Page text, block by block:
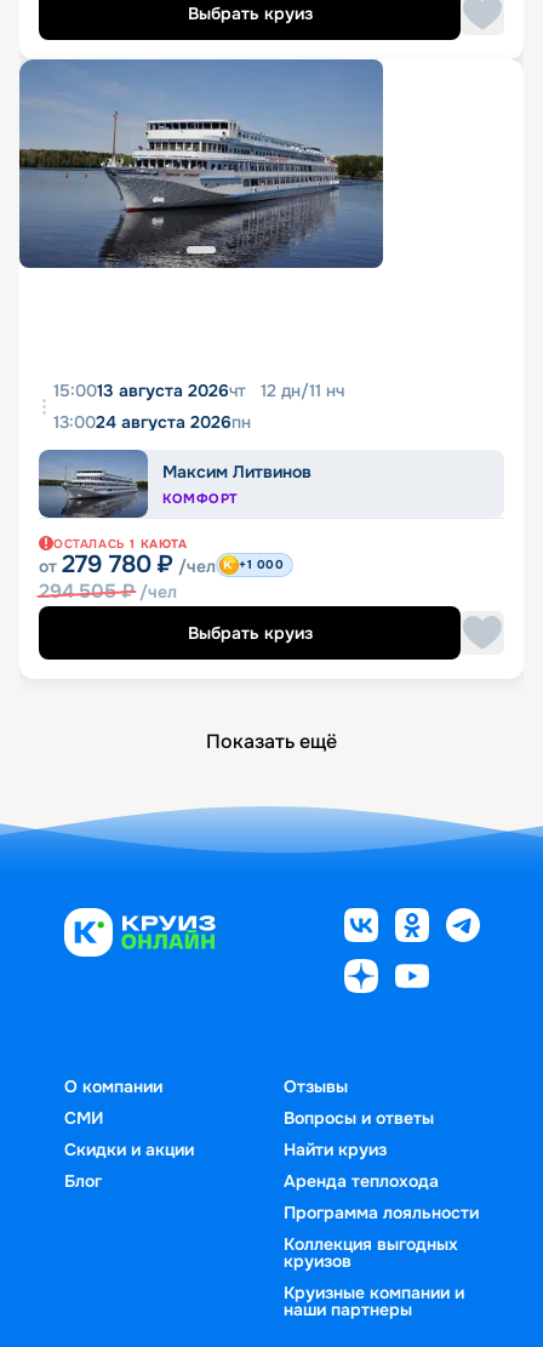
Выбрать круиз
15:0013 августа 2026чт 12 дн/11 нч
13:0024 августа 2026пн
Максим Литвинов
КОМФОРТ
ОСТАЛАСЬ 1 КАЮТА
от 279 780 ₽ /чел
294 505₽ /чел
+1 000
Выбрать круиз
Показать ещё
О компании
СМИ
Скидки и акции
Блог
Отзывы
Вопросы и ответы
Найти круиз
Аренда теплохода
Программа лояльности
Коллекция выгодных
круизов
Круизные компании и
наши партнеры